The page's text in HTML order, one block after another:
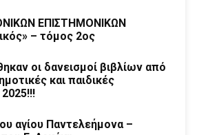
ΕΠΙΣΤΗΜΟΝΙΚΩΝ
– τόμος 2ος
οι δανεισμοί βιβλίων από
και παιδικές
αγίου Παντελεήμονα –